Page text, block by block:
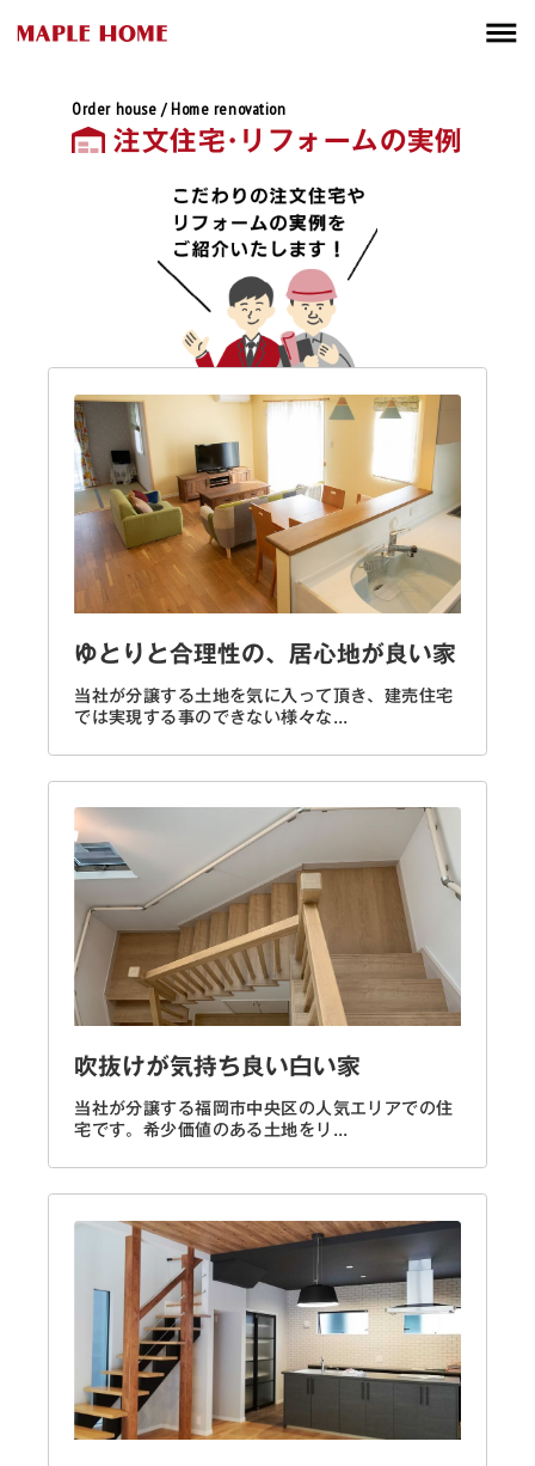
Order house / Home renovation
注文住宅･リフォームの実例
ゆとりと合理性の、居心地が良い家
当社が分譲する土地を気に入って頂き、建売住宅
では実現する事のできない様々な...
吹抜けが気持ち良い白い家
当社が分譲する福岡市中央区の人気エリアでの住
宅です。希少価値のある土地をリ...